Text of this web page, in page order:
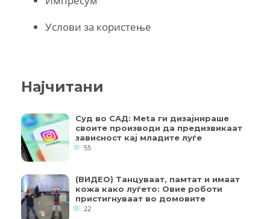
Услови за користење
Најчитани
Суд во САД: Meta ги дизајнираше
своите производи да предизвикаат
зависност кај младите луѓе
55
(ВИДЕО) Танцуваат, памтат и имаат
кожа како луѓето: Овие роботи
пристигнуваат во домовите
22